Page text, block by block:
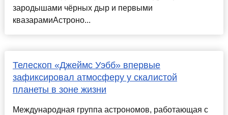
зародышами чёрных дыр и первыми
квазарамиАстроно...
Телескоп «Джеймс Уэбб» впервые
зафиксировал атмосферу у скалистой
планеты в зоне жизни
Международная группа астрономов, работающая с